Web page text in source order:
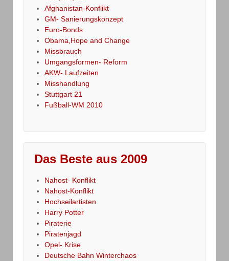
Afghanistan-Konflikt
GM- Sanierungskonzept
Euro-Bonds
Obama,Hope and Change
Missbrauch
Umgangsformen- Reform
AKW- Laufzeiten
Misshandlung
Stuttgart 21
Fußball-WM 2010
Das Beste aus 2009
Nahost- Konflikt
Nahost-Konflikt
Hochseilartisten
Harry Potter
Piraterie
Piratenjagd
Opel- Krise
Deutsche Bahn Winterchaos